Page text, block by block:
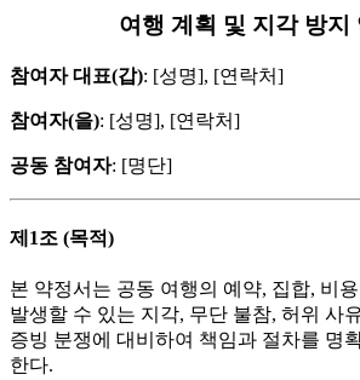
여행 계획 및 지각 방지
참여자 대표(갑): [성명], [연락처]
참여자(을): [성명], [연락처]
공동 참여자: [명단]
제1조 (목적)
본 약정서는 공동 여행의 예약, 집합, 비
발생할 수 있는 지각, 무단 불참, 허위 사
증빙 분쟁에 대비하여 책임과 절차를 명
한다.